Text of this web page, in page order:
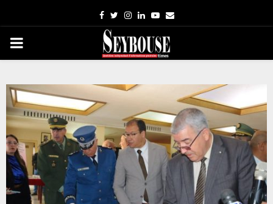
Facebook
TwitterInstagram
LinkedinYoutube
Email
PRIMARY